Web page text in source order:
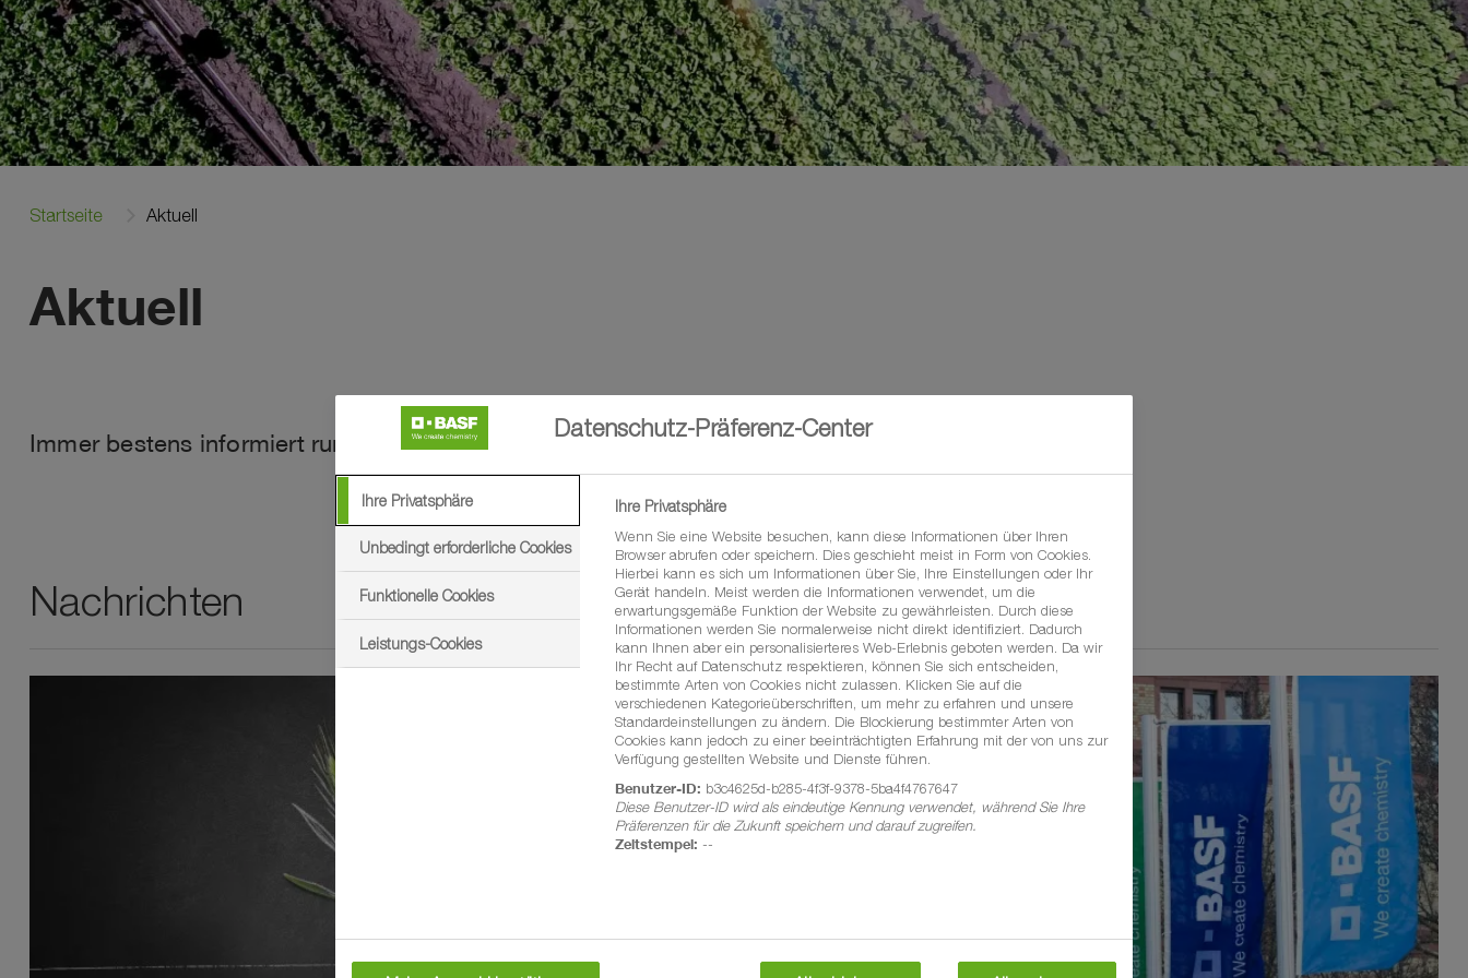
Startseite Aktuell
Aktuell
Immer bestens informiert rund um die Themen Pflanzenbau und Landwirtschaft.
Nachrichten
Datenschutz-Präferenz-Center
Ihre Privatsphäre
Unbedingt erforderliche Cookies
Funktionelle Cookies
Leistungs-Cookies
Ihre Privatsphäre
Wenn Sie eine Website besuchen, kann diese Informationen über Ihren
Browser abrufen oder speichern. Dies geschieht meist in Form von Cookies.
Hierbei kann es sich um Informationen über Sie, Ihre Einstellungen oder Ihr
Gerät handeln. Meist werden die Informationen verwendet, um die
erwartungsgemäße Funktion der Website zu gewährleisten. Durch diese
Informationen werden Sie normalerweise nicht direkt identifiziert. Dadurch
kann Ihnen aber ein personalisierteres Web-Erlebnis geboten werden. Da wir
Ihr Recht auf Datenschutz respektieren, können Sie sich entscheiden,
bestimmte Arten von Cookies nicht zulassen. Klicken Sie auf die
verschiedenen Kategorieüberschriften, um mehr zu erfahren und unsere
Standardeinstellungen zu ändern. Die Blockierung bestimmter Arten von
Cookies kann jedoch zu einer beeinträchtigten Erfahrung mit der von uns zur
Verfügung gestellten Website und Dienste führen.
Benutzer-ID: b3c4625d-b285-4f3f-9378-5ba4f4767647
Diese Benutzer-ID wird als eindeutige Kennung verwendet, während Sie Ihre
Präferenzen für die Zukunft speichern und darauf zugreifen.
Zeitstempel: --